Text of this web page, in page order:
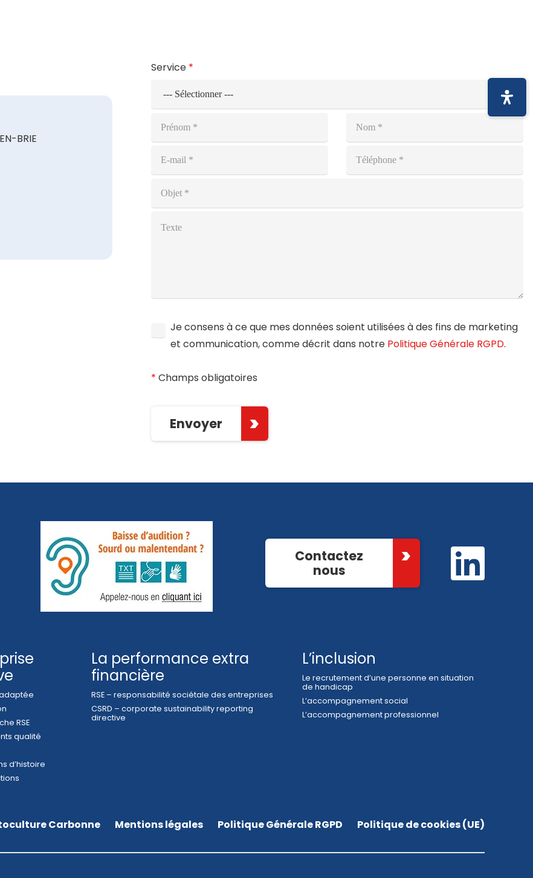
BRIE
Service *
Je consens à ce que mes données soient utilisées à des fins de marketing
et communication, comme décrit dans notre Politique Générale RGPD.
* Champs obligatoires
Envoyer
Contactez
nous
RSE
qualité
d’histoire
La performance extra
financière
RSE – responsabilité sociétale des entreprises
CSRD – corporate sustainability reporting
directive
L’inclusion
Le recrutement d’une personne en situation
de handicap
L’accompagnement social
L’accompagnement professionnel
Carbonne Mentions légales Politique Générale RGPD Politique de cookies (UE)